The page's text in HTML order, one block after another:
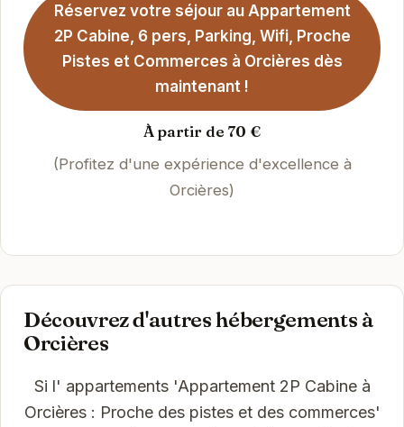
Réservez votre séjour au Appartement
2P Cabine, 6 pers, Parking, Wifi, Proche
Pistes et Commerces à Orcières dès
maintenant !
À partir de 70 €
(Profitez d'une expérience d'excellence à
Orcières)
Découvrez d'autres hébergements à
Orcières
Si l' appartements 'Appartement 2P Cabine à
Orcières : Proche des pistes et des commerces'